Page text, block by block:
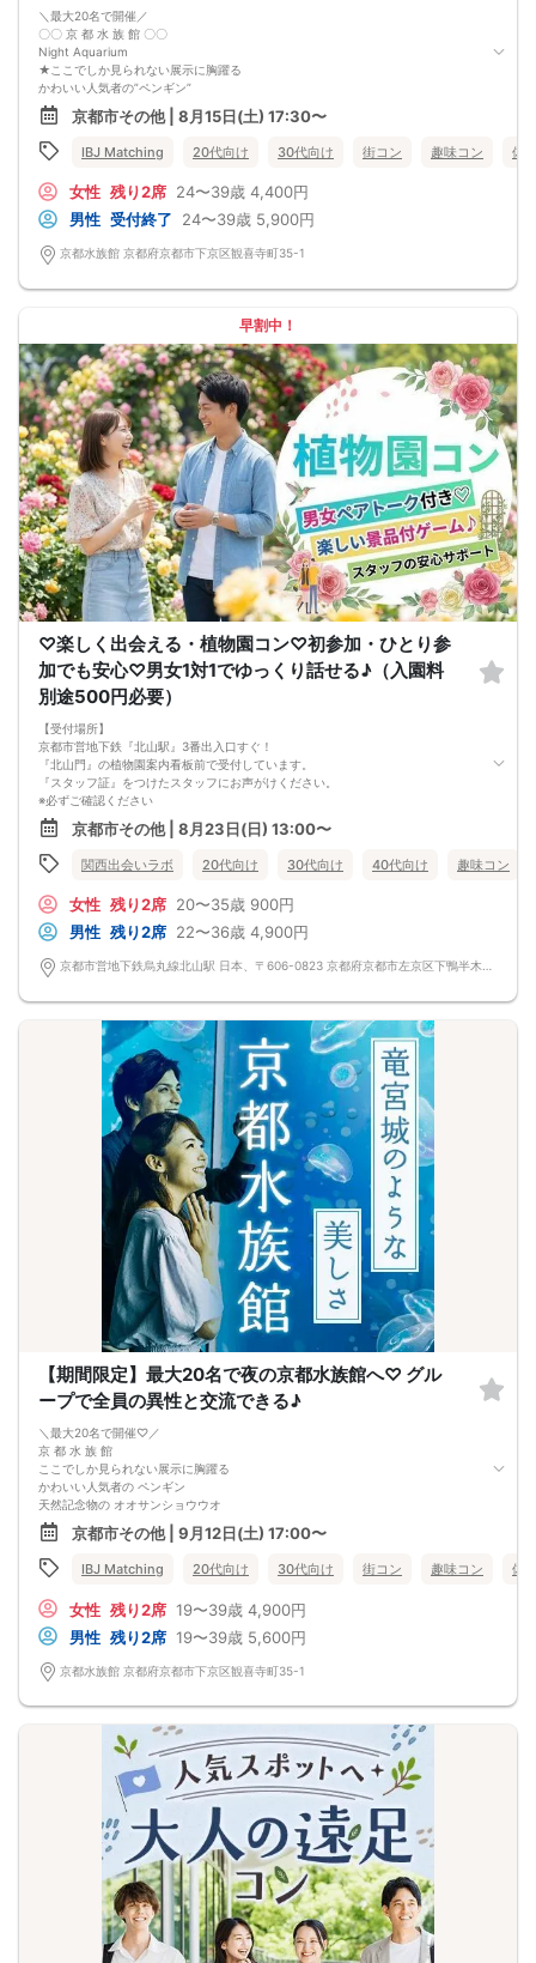
＼最大20名で開催／
〇〇 京 都 水 族 館 〇〇
Night Aquarium
★ここでしか見られない展示に胸躍る
かわいい人気者の”ペンギン”
天然記念物の”オオサンショウウオ”
ソファに座りながらゆったり観察もできる...♡
★男女混合のグループ行動
生き物がすぐそばにいるから話題にも困りません。
あっという間に楽しいお時間が過ぎてしまう！
竜宮城のような美しい夜の水族館で、
素敵な出会いを♡
京都市その他 | 8月15日(土) 17:30〜
IBJ Matching 20代向け 30代向け 街コン 趣味コン 体
女性 残り2席 24〜39歳 4,400円
男性 受付終了 24〜39歳 5,900円
京都水族館 京都府京都市下京区観喜寺町35-1
早割中！
♡楽しく出会える・植物園コン♡初参加・ひとり参
加でも安心♡男女1対1でゆっくり話せる♪（入園料
別途500円必要）
【受付場所】
京都市営地下鉄『北山駅』3番出入口すぐ！
『北山門』の植物園案内看板前で受付しています。
『スタッフ証』をつけたスタッフにお声がけください。
※必ずご確認ください
最少催行人数： 本イベントは、男女それぞれ4名様以上での開催となります。
イベント中止の場合： 万が一、イベントが中止となる場合は、受付開始の1時間半
前までに、ご登録いただいたメールアドレス宛に中止のご案内をメールにて送付
いたします。お出かけ前に必ずご確認ください。
京都市その他 | 8月23日(日) 13:00〜
関西出会いラボ 20代向け 30代向け 40代向け 趣味コン
女性 残り2席 20〜35歳 900円
男性 残り2席 22〜36歳 4,900円
【期間限定】最大20名で夜の京都水族館へ♡ グル
ープで全員の異性と交流できる♪
＼最大20名で開催♡／
京 都 水 族 館
ここでしか見られない展示に胸躍る
かわいい人気者の ペンギン
天然記念物の オオサンショウウオ
ソファに座りながらゆったり観察もできる...＆hearts＆＆
男女混合のグループ行動
生き物がすぐそばにいるから話題にも困りません♡
1人参加や初参加でも打ち解けやすく、
竜宮城のような美しい夜の水族館で、
素敵な出会いを♡
＼さらに嬉しいポイント／
チケット代は参加費に含まれています！
京都市その他 | 9月12日(土) 17:00〜
IBJ Matching 20代向け 30代向け 街コン 趣味コン 体
女性 残り2席 19〜39歳 4,900円
男性 残り2席 19〜39歳 5,600円
京都水族館 京都府京都市下京区観喜寺町35-1